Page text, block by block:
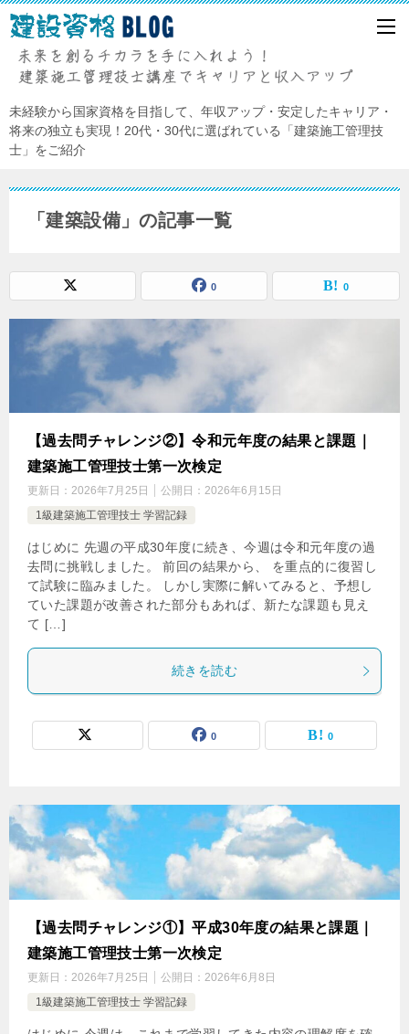
未経験から国家資格を目指して、年収アップ・安定したキャリア・
将来の独立も実現！20代・30代に選ばれている「建築施工管理技
士」をご紹介
「建築設備」の記事一覧
0 0
【過去問チャレンジ②】令和元年度の結果と課題｜
建築施工管理技士第一次検定
更新日： 2026年7月25日 公開日： 2026年6月15日
1級建築施工管理技士 学習記録
はじめに 先週の平成30年度に続き、今週は令和元年度の過
去問に挑戦しました。 前回の結果から、 を重点的に復習し
て試験に臨みました。 しかし実際に解いてみると、予想し
ていた課題が改善された部分もあれば、新たな課題も見え
て […]
続きを読む
0 0
【過去問チャレンジ①】平成30年度の結果と課題｜
建築施工管理技士第一次検定
更新日： 2026年7月25日 公開日： 2026年6月8日
1級建築施工管理技士 学習記録